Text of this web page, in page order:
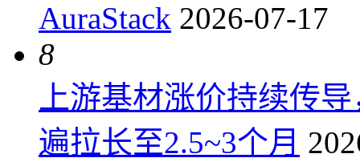
AuraStack 2026-07-17
8
上游基材涨价持续传
遍拉长至2.5~3个月